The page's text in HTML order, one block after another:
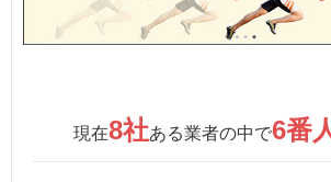
現在8社ある業者の中で6番